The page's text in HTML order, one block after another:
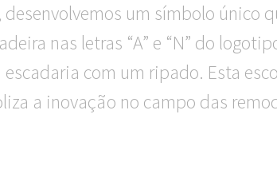
um símbolo único
nas letras “A” e “N” do
com um ripado. Esta
a inovação no campo das